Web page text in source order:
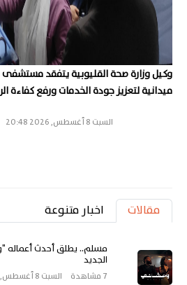
وكيل وزارة صحة القليوبية يتفقد مستشفى
ميدانية لتعزيز جودة الخدمات ورفع كفاءة
السبت 8 أغسطس, 2026 20:48
مقالات اخبار متنوعة
مسلم.. يطلق أحدث أعماله
الجديد
7 مشاهدة السبت 8 أغسطس, 2026 20:59